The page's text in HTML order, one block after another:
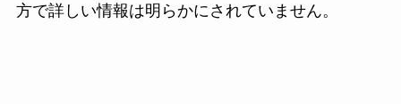
方で詳しい情報は明らかにされていません。